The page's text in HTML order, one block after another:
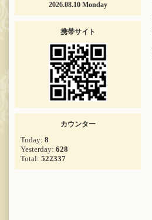
2026.08.10 Monday
携帯サイト
カウンター
Today: 8
Yesterday: 628
Total: 522337